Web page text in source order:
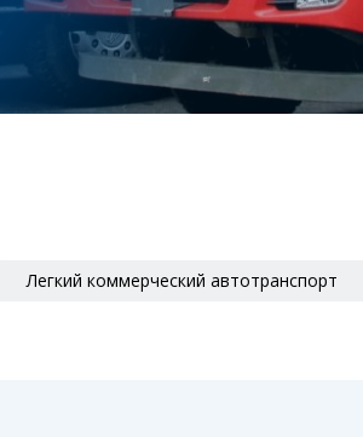
Легкий коммерческий автотранспорт